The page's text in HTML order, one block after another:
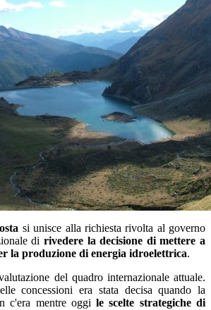
si unisce alla richiesta rivolta al governo
di rivedere la decisione di mettere a
la produzione di energia idroelettrica.
del quadro internazionale attuale.
concessioni era stata decisa quando la
c'era mentre oggile scelte strategiche di